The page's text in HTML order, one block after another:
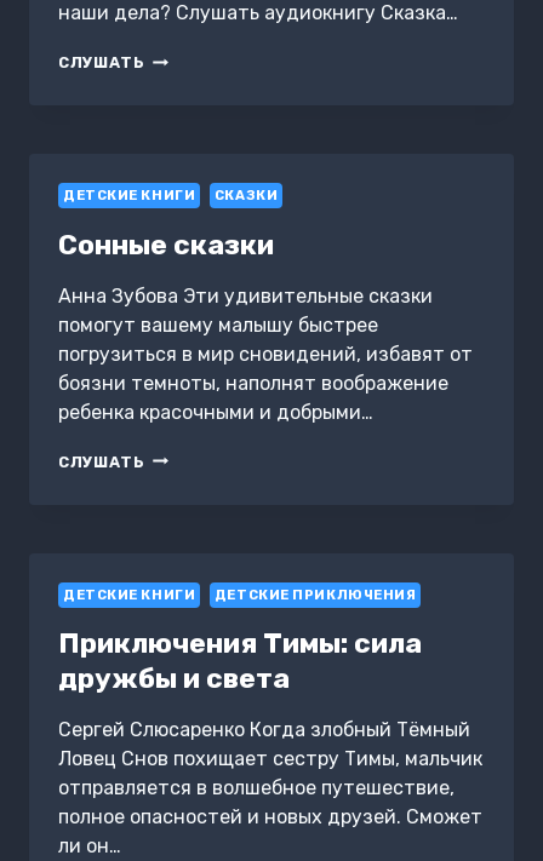
наши дела? Слушать аудиокнигу Сказка…
СЛУШАТЬ СКАЗКА
ДЕТСКИЕ КНИГИ СКАЗКИ
Сонные сказки
Анна Зубова Эти удивительные сказки
помогут вашему малышу быстрее
погрузиться в мир сновидений, избавят от
боязни темноты, наполнят воображение
ребенка красочными и добрыми…
СЛУШАТЬ СОННЫЕ
ДЕТСКИЕ КНИГИ ДЕТСКИЕ ПРИКЛЮЧЕНИЯ
Приключения Тимы: сила
дружбы и света
Сергей Слюсаренко Когда злобный Тёмный
Ловец Снов похищает сестру Тимы, мальчик
отправляется в волшебное путешествие,
полное опасностей и новых друзей. Сможет
ли он…